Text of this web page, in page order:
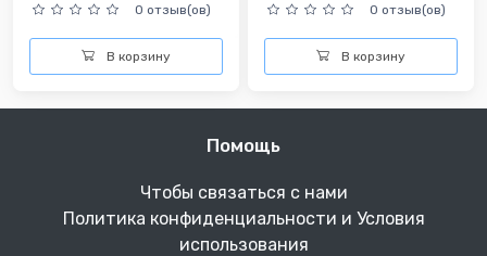
0 отзыв(ов)
В корзину
0 отзыв(ов)
В корзину
Помощь
Чтобы связаться с нами
Политика конфиденциальности и Условия
использования